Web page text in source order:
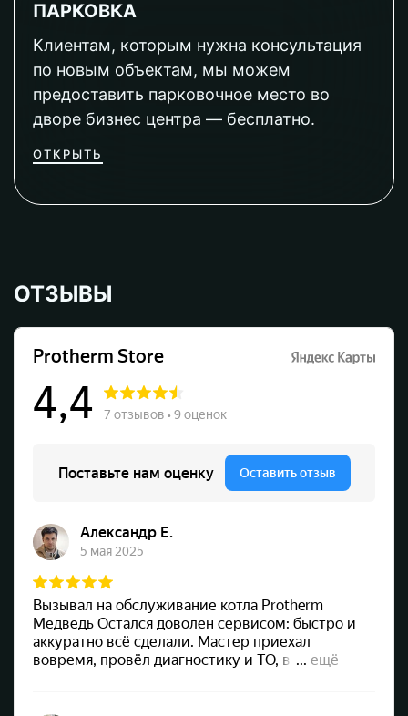
ПАРКОВКА
Клиентам, которым нужна консультация
по новым объектам, мы можем
предоставить парковочное место во
дворе бизнес центра — бесплатно.
ОТКРЫТЬ
ОТЗЫВЫ